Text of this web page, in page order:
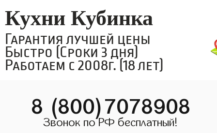
Кухни Кубинка
Гарантия лучшей цены
Быстро (Сроки 3 дня)
Работаем с 2008г. (18 лет)
8 (800)7078908
Звонок по РФ бесплатный!